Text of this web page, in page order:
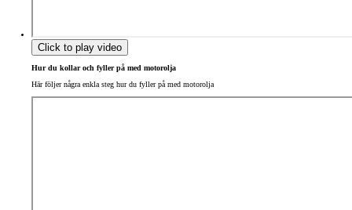
Click to play video
Hur du kollar och fyller på med motorolja
Här följer några enkla steg hur du fyller på med motorolja